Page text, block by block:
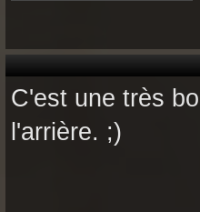
C'est une très
l'arrière. ;)